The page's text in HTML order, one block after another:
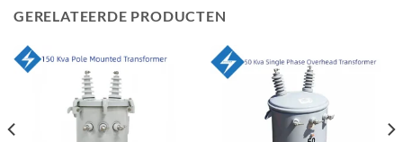
GERELATEERDE PRODUCTEN